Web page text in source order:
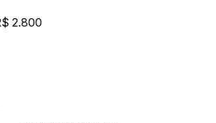
2.800